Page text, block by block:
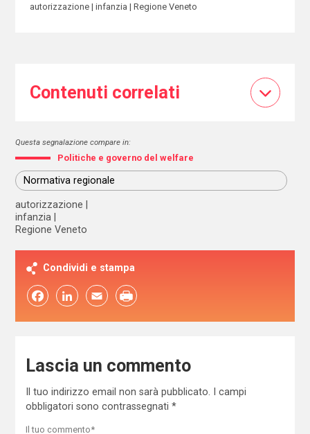
autorizzazione infanzia Regione Veneto
Contenuti correlati
Questa segnalazione compare in:
Politiche e governo del welfare
Normativa regionale
autorizzazione
infanzia
Regione Veneto
Condividi e stampa
FacebookLinkedIn Email
Lascia un commento
Il tuo indirizzo email non sarà pubblicato.
I campi
obbligatori sono contrassegnati *